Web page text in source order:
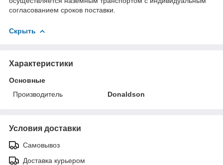
согласованием сроков поставки.
Скрыть
Характеристики
Основные
Производитель
Donaldson
Условия доставки
Самовывоз
Доставка курьером